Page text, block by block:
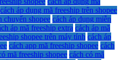
cách áp dụng mã freeship trên shopee
chuyển shopee cách áp dụng miễn
áp mã freeship extra cách áp mã
shopee trên máy tính cách áp
cách app mã freeship shopee cách
mã freeship shopee cách có mã